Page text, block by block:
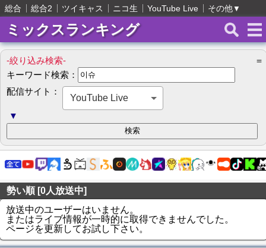
総合 総合2 ツイキャス ニコ生 YouTube Live その他▼
ミックスランキング
-絞り込み検索-
＝
キーワード検索：
配信サイト：
YouTube Live
▼
勢い順 [0人放送中]
放送中のユーザーはいません。
またはライブ情報が一時的に取得できませんでした。
ページを更新してお試し下さい。